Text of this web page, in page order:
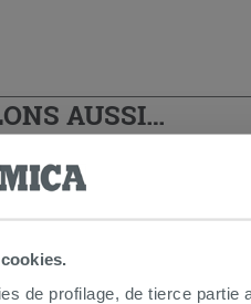
de profilage, de tierce
AUSSI…